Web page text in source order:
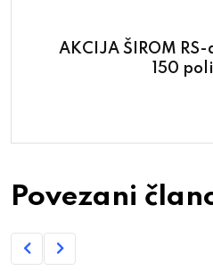
AKCIJA ŠIROM
150
Povezani